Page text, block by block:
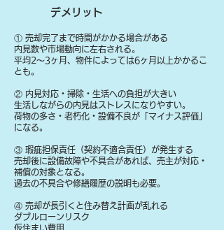
デメリット
① 売却完了まで時間がかかる場合がある
内見数や市場動向に左右される。
平均2〜3ヶ月、物件によっては6ヶ月以上かかるこ
とも。
② 内見対応・掃除・生活への負担が大きい
生活しながらの内見はストレスになりやすい。
荷物の多さ・老朽化・設備不良が「マイナス評価」
になる。
③ 瑕疵担保責任（契約不適合責任）が発生する
売却後に設備故障や不具合があれば、売主が対応・
補償の対象となる。
過去の不具合や修繕履歴の説明も必要。
④ 売却が長引くと住み替え計画が乱れる
ダブルローンリスク
仮住まい費用